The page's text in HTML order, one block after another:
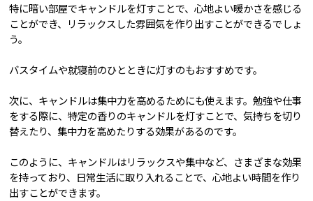
特に暗い部屋でキャンドルを灯すことで、心地よい暖かさを感じる
ことができ、リラックスした雰囲気を作り出すことができるでしょ
う。
バスタイムや就寝前のひとときに灯すのもおすすめです。
次に、キャンドルは集中力を高めるためにも使えます。勉強や仕事
をする際に、特定の香りのキャンドルを灯すことで、気持ちを切り
替えたり、集中力を高めたりする効果があるのです。
このように、キャンドルはリラックスや集中など、さまざまな効果
を持っており、日常生活に取り入れることで、心地よい時間を作り
出すことができます。